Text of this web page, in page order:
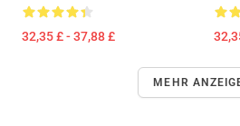
32,35 £ - 37,88 £
MEHR